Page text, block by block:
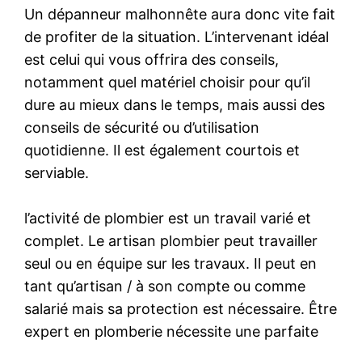
Un dépanneur malhonnête aura donc vite fait
de profiter de la situation. L’intervenant idéal
est celui qui vous offrira des conseils,
notamment quel matériel choisir pour qu’il
dure au mieux dans le temps, mais aussi des
conseils de sécurité ou d’utilisation
quotidienne. Il est également courtois et
serviable.
l’activité de plombier est un travail varié et
complet. Le artisan plombier peut travailler
seul ou en équipe sur les travaux. Il peut en
tant qu’artisan / à son compte ou comme
salarié mais sa protection est nécessaire. Être
expert en plomberie nécessite une parfaite